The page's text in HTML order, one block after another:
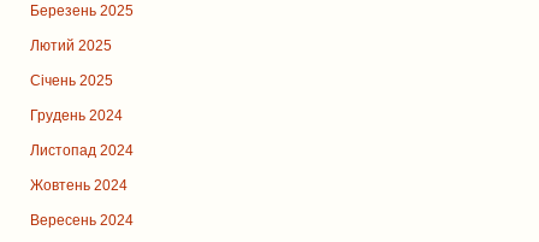
Березень 2025
Лютий 2025
Січень 2025
Грудень 2024
Листопад 2024
Жовтень 2024
Вересень 2024